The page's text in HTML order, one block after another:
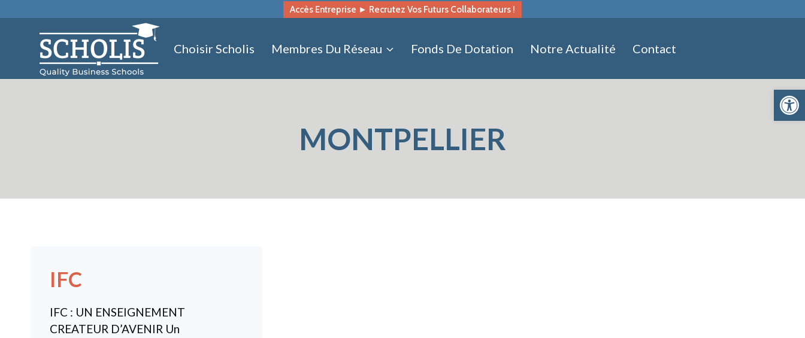
Ouvrir
contenu
Accès Entreprise ► Recrutez Vos Futurs Collaborateurs !
Choisir Scholis Membres Du Réseau Fonds De Dotation Notre Actualité Contact
MONTPELLIER
IFC
IFC : UN ENSEIGNEMENT
CREATEUR D’AVENIR Un